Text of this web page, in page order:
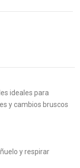
ideales para
y cambios bruscos
y respirar